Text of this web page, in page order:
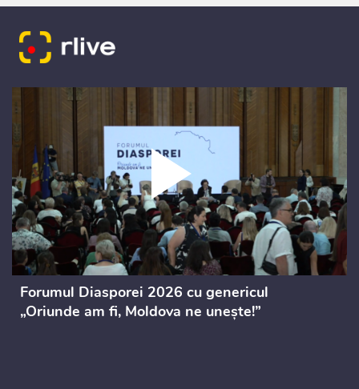
Forumul Diasporei 2026 cu genericul
„Oriunde am fi, Moldova ne unește!”